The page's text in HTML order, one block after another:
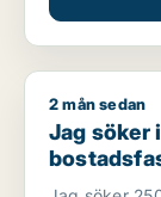
Jag söker
2 mån sedan
Jag söker
Skåne